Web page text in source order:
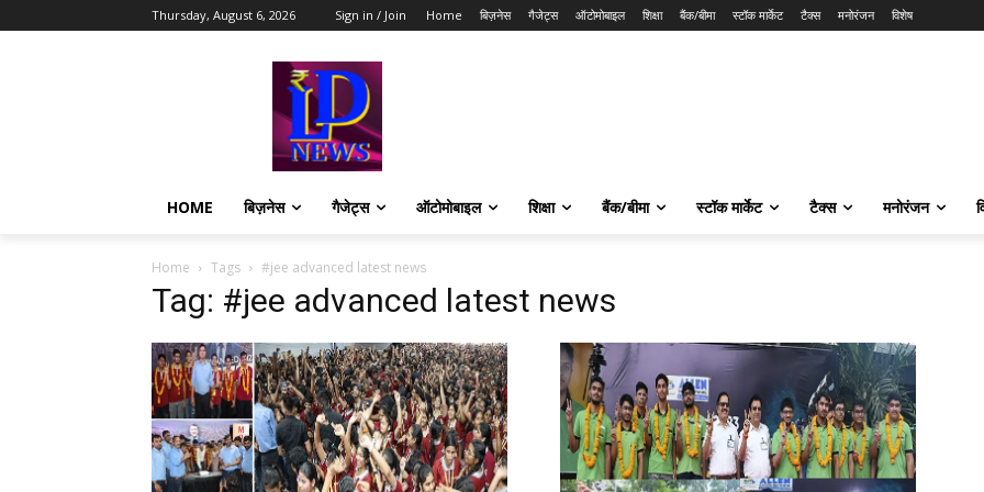
Thursday, August 6, 2026 Sign in / Join Home बिज़नेस गैजेट्स ऑटोमोबाइल शिक्षा बैंक/बीमा स्टॉक मार्केट टैक्स मनोरंजन विशेष
HOME बिज़नेस गैजेट्स ऑटोमोबाइल शिक्षा बैंक/बीमा स्टॉक मार्केट टैक्स मनोरंजन
Home Tags #jee advanced latest news
Tag: #jee advanced latest news